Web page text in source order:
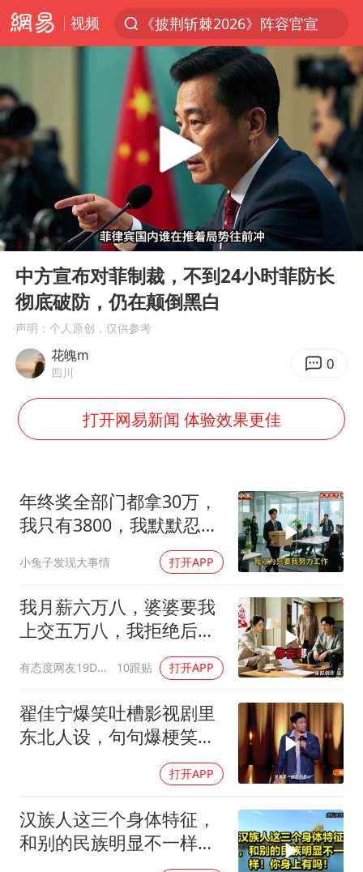
视频
《披荆斩棘2026》阵容官宣
夏日经济乘热而上 消费市场向新而行
白海豚对华东华北影响会大于巴威
于东来回应胖东来近25年老店年底关闭
以拒绝“和平委员会”的加沙和平计划
浙江省甬江发生2026年第1号洪水
白海豚北上或致京津冀暴雨
上海全力守护市民“菜篮子”
美将每月供乌爱国者拦截导弹
国足U17与阿森纳决赛取消 并列冠军
宝妈给四胞胎取名平安喜乐
构建更高水平的全民健身公共服务体系
暴雨预报为何有时感觉不准
Play
00:00
中方宣布对菲制裁，不到24小时菲防长
彻底破防，仍在颠倒黑白
声明：个人原创，仅供参考
花魄m
四川 0
打开网易新闻 体验效果更佳
年终奖全部门都拿30万，
我只有3800，我默默忍
受，七天后合同到期我离
职
小兔子发现大事情 打开APP
我月薪六万八，婆婆要我
上交五万八，我拒绝后她
换了门锁，12天后我决意
离婚
有态度网友19Dsym 10跟贴 打开APP
翟佳宁爆笑吐槽影视剧里
东北人设，句句爆梗笑点
打开APP
汉族人这三个身体特征，
和别的民族明显不一样！